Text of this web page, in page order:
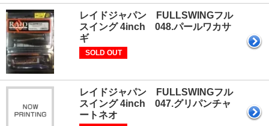
レイドジャパン FULLSWINGフル
スイング 4inch 048.パールワカサ
ギ
SOLD OUT
レイドジャパン FULLSWINGフル
スイング 4inch 047.グリパンチャ
ートネオ